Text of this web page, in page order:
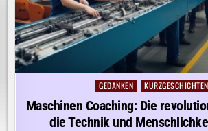
Posted
GEDANKEN KURZGESCHICHTEN
Maschinen Coaching: Die
die Technik und